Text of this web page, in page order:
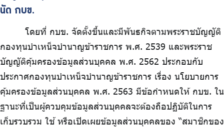
นัด กบข.
โดยที่ กบข. จัดตั้งขึ้นและมีพันธกิจตามพระราชบัญญัติ
กองทุนบำเหน็จบำนาญข้าราชการ พ.ศ. 2539 และพระราช
บัญญัติคุ้มครองข้อมูลส่วนบุคคล พ.ศ. 2562 ประกอบกับ
ประกาศกองทุนบำเหน็จบำนาญข้าราชการ เรื่อง นโยบายการ
คุ้มครองข้อมูลส่วนบุคคล พ.ศ. 2563 มีข้อกำหนดให้ กบข. ใน
ฐานะที่เป็นผู้ควบคุมข้อมูลส่วนบุคคลจะต้องถือปฏิบัติในการ
เก็บรวบรวม ใช้ หรือเปิดเผยข้อมูลส่วนบุคคลของ “สมาชิกของ